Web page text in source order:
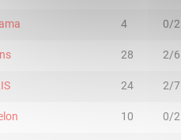
4 0/2
28 2/6
24 2/7
10 0/2